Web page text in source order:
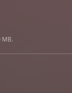
MB.